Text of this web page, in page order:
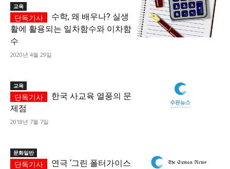
교육
수학, 왜 배우나? 실생
활에 활용되는 일차함수와 이차함
수
2020년 4월 29일
교육
한국 사교육 열풍의 문
제점
2018년 7월 7일
문화일반
연극 ‘그린 폴터가이스